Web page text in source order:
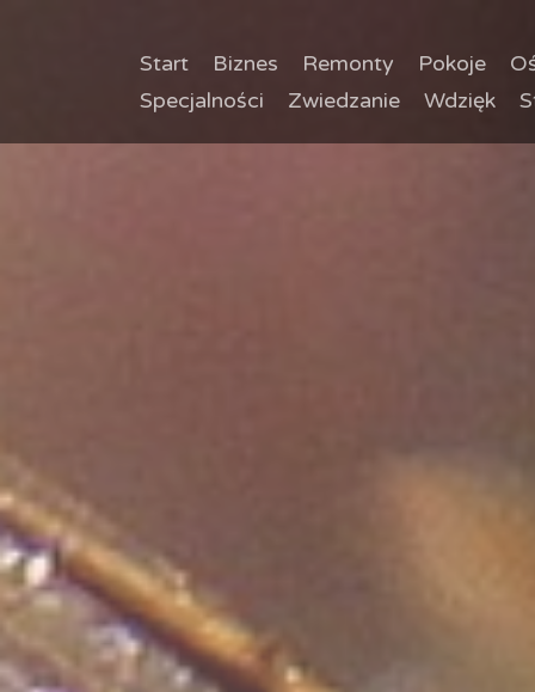
Start Biznes Remonty Pokoje
Specjalności
Zwiedzanie Wdzięk